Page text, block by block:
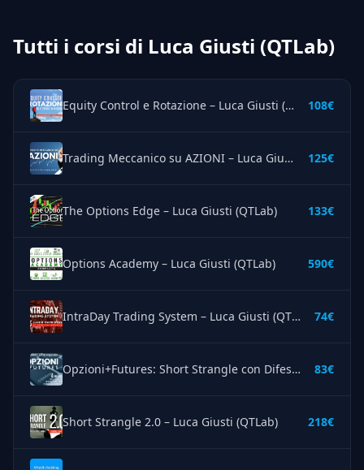
Tutti i corsi di Luca Giusti (QTLab)
Equity Control e Rotazione – Luca Giusti (QTLab) 108€
Trading Meccanico su AZIONI – Luca Giusti (QTLab) 125€
The Options Edge – Luca Giusti (QTLab) 133€
Options Academy – Luca Giusti (QTLab) 590€
IntraDay Trading System – Luca Giusti (QTLab) 74€
Opzioni+Futures: Short Strangle con Difesa Meccanica – Luca Giusti (QTLab) 83€
Short Strangle 2.0 – Luca Giusti (QTLab) 218€